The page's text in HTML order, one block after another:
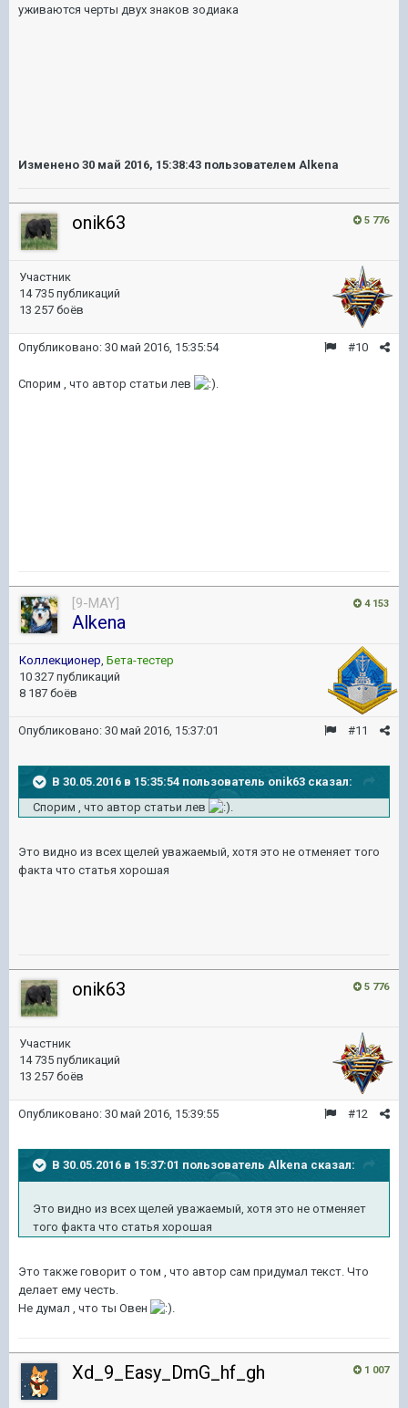
уживаются черты двух знаков зодиака
Изменено 30 май 2016, 15:38:43 пользователем Alkena
5 776
onik63
Участник
14 735 публикаций
13 257 боёв
#10
Опубликовано: 30 май 2016, 15:35:54
Спорим , что автор статьи лев
4 153
[9-MAY]
Alkena
Коллекционер Бета-тестер
10 327 публикаций
8 187 боёв
#11
Опубликовано: 30 май 2016, 15:37:01
В 30.05.2016 в 15:35:54 пользователь onik63 сказал:
Спорим , что автор статьи лев
Это видно из всех щелей уважаемый, хотя это не отменяет того
факта что статья хорошая
5 776
onik63
Участник
14 735 публикаций
13 257 боёв
#12
Опубликовано: 30 май 2016, 15:39:55
В 30.05.2016 в 15:37:01 пользователь Alkena сказал:
Это видно из всех щелей уважаемый, хотя это не отменяет
того факта что статья хорошая
Это также говорит о том , что автор сам придумал текст. Что
делает ему честь.
Не думал , что ты Овен
1 007
Xd_9_Easy_DmG_hf_gh